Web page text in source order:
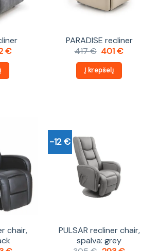
€.
€Current
PARADISE recliner
417€ Original
was:
417 €.
401€Current
Į krepšelį
chair,
-12 €
PULSAR recliner chair,
spalva: grey